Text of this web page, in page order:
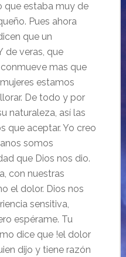
que estaba muy de
Pues ahora
que un
de veras, que
mas que
estamos
De todo y por
naturaleza, así las
que aceptar. Yo creo
somos
que Dios nos dio.
con nuestras
el dolor. Dios nos
sensitiva,
espérame. Tu
dice que !el dolor
dijo y tiene razón